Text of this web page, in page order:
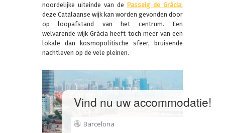
noordelijke uiteinde van de Passeig de Gràcia;
deze Catalaanse wijk kan worden gevonden door
op loopafstand van het centrum. Een
welvarende wijk Gràcia heeft toch meer van een
lokale dan kosmopolitische sfeer, bruisende
nachtleven op de vele pleinen.
Vind nu uw accommodatie!